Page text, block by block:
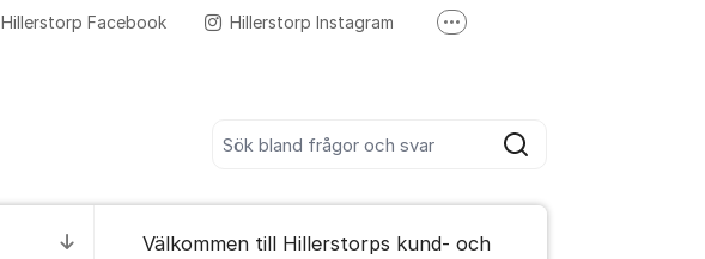
Sök
Hillerstorp Facebook Hillerstorp Instagram Fler supportlänkar
Till senaste kommentaren
Välkommen till Hillerstorps kund- och